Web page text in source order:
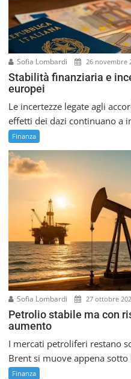
Sofia Lombardi 26 novembre
Stabilità finanziaria e
europei
Le incertezze legate agli
effetti dei dazi continuano a
Finanza
Sofia Lombardi 27 ottobre
Petrolio stabile ma con
aumento
I mercati petroliferi restano
Brent si muove appena sotto
Finanza